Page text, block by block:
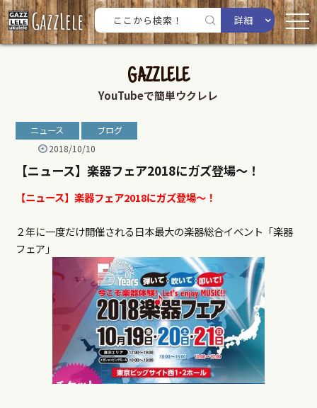
詳細
GAZZLELE
YouTubeで簡単ウクレレ
ニュース
ブログ
2018/10/10
【ニュース】楽器フェア2018にガズ登場～！
【ニュース】楽器フェア2018にガズ登場～！
２年に一度だけ開催される日本最大の楽器総合イベント「楽器
フェア」